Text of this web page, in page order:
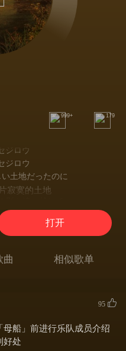
999+ 179
ジロウ
ジロウ
土地だったのに
寂寞的土地
星的影子
あの船が
于到来
牡丹
らに
猫
打开
曲 相似歌单
95
船」前进行乐队成员介绍
好处